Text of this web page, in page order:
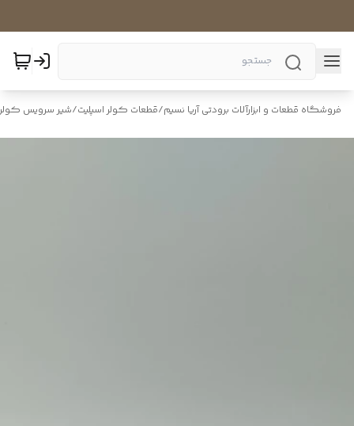
فروشگاه قطعات و ابزارآلات برودتی آریا نسیم/قطعات کولر اسپلیت/شیر سرویس کولر